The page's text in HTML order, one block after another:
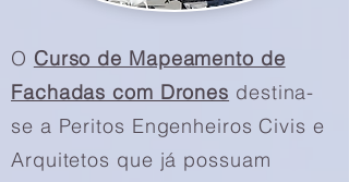
O Curso de Mapeamento de
Fachadas com Drones destina-
se a Peritos Engenheiros Civis e
Arquitetos que já possuam